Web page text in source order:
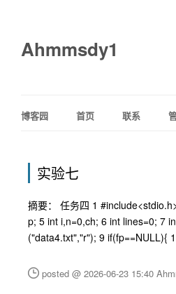
Ahmmsdy1
博客园 首页 联系
实验七
摘要： 任务四 1
p; 5 int i,n=0,ch; 6 int lines=0; 7
("data4.txt","r"); 9 if(fp==NULL){
posted @ 2026-06-23 15:40